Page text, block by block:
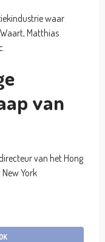
waar
Matthias
van
van het Hong
York